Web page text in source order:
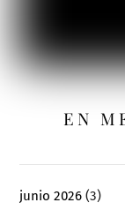
EN
junio 2026 (3)